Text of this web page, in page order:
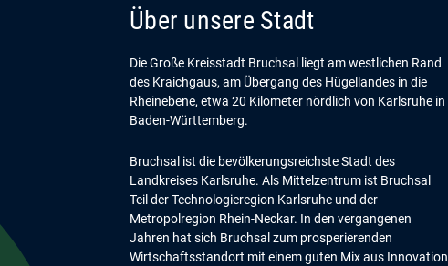
Über unsere Stadt
Die Große Kreisstadt Bruchsal liegt am westlichen Rand
des Kraichgaus, am Übergang des Hügellandes in die
Rheinebene, etwa 20 Kilometer nördlich von Karlsruhe in
Baden-Württemberg.
Bruchsal ist die bevölkerungsreichste Stadt des
Landkreises Karlsruhe. Als Mittelzentrum ist Bruchsal
Teil der Technologieregion Karlsruhe und der
Metropolregion Rhein-Neckar. In den vergangenen
Jahren hat sich Bruchsal zum prosperierenden
Wirtschaftsstandort mit einem guten Mix aus Innovation